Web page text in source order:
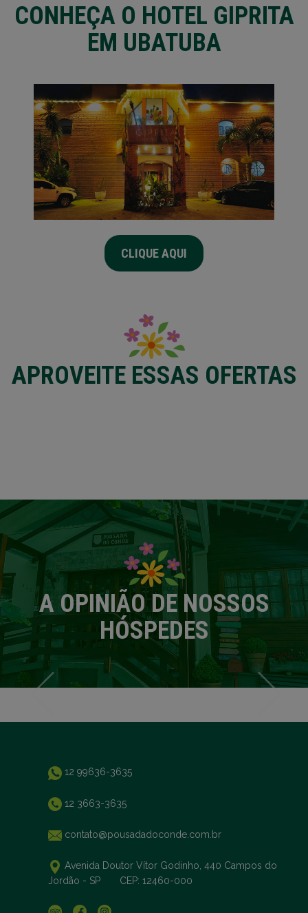
CONHEÇA O HOTEL GIPRITA
EM UBATUBA
CLIQUE AQUI
APROVEITE ESSAS OFERTAS
A OPINIÃO DE NOSSOS
HÓSPEDES
12 99636-3635
12 3663-3635
contato@pousadadoconde.com.br
Avenida Doutor Vítor Godinho, 440 Campos do
Jordão - SP CEP: 12460-000